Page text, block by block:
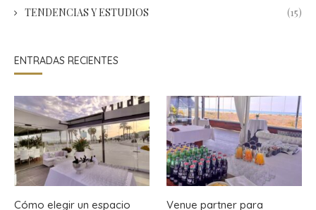
TENDENCIAS Y ESTUDIOS (15)
ENTRADAS RECIENTES
Cómo elegir un espacio
Venue partner para